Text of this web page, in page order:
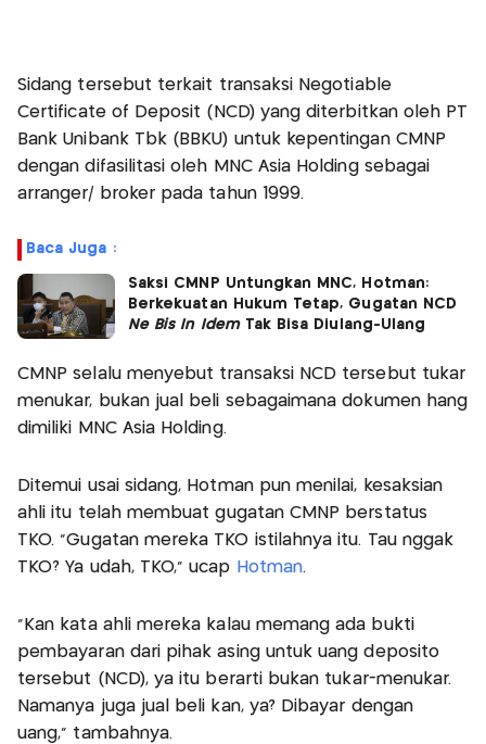
Sidang tersebut terkait transaksi Negotiable
Certificate of Deposit (NCD) yang diterbitkan oleh PT
Bank Unibank Tbk (BBKU) untuk kepentingan CMNP
dengan difasilitasi oleh MNC Asia Holding sebagai
arranger/ broker pada tahun 1999.
Baca Juga :
Saksi CMNP Untungkan MNC, Hotman:
Berkekuatan Hukum Tetap, Gugatan NCD
Ne Bis In IdemTak Bisa Diulang-Ulang
CMNP selalu menyebut transaksi NCD tersebut tukar
menukar, bukan jual beli sebagaimana dokumen hang
dimiliki MNC Asia Holding.
Ditemui usai sidang, Hotman pun menilai, kesaksian
ahli itu telah membuat gugatan CMNP berstatus
TKO. "Gugatan mereka TKO istilahnya itu. Tau nggak
TKO? Ya udah, TKO," ucap Hotman.
"Kan kata ahli mereka kalau memang ada bukti
pembayaran dari pihak asing untuk uang deposito
tersebut (NCD), ya itu berarti bukan tukar-menukar.
Namanya juga jual beli kan, ya? Dibayar dengan
uang," tambahnya.